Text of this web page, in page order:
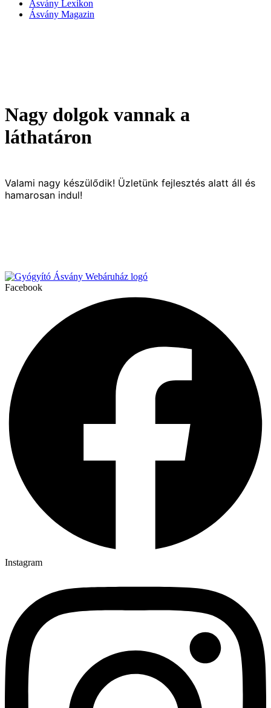
Ásvány Lexikon
Ásvány Magazin
Nagy dolgok vannak a
láthatáron
Valami nagy készülődik! Üzletünk fejlesztés alatt áll és
hamarosan indul!
Facebook
Instagram